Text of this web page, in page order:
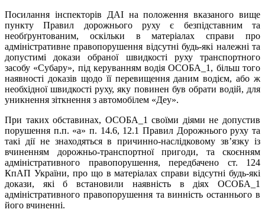
Посилання інспекторів ДАІ на положення вказаного вище
пункту Правил дорожнього руху є безпідставним та
необґрунтованим, оскільки в матеріалах справи про
адміністративне правопорушення відсутні будь-які належні та
допустимі докази обраної швидкості руху транспортного
засобу «Субару», під керуванням водія ОСОБА_1, більш того
наявності доказів щодо її перевищення даним водієм, або ж
необхідної швидкості руху, яку повинен був обрати водій, для
уникнення зіткнення з автомобілем «Деу».
При таких обставинах, ОСОБА_1 своїми діями не допустив
порушення п.п. «а» п. 14.6, 12.1 Правил Дорожнього руху та
такі дії не знаходяться в причинно-наслідковому зв’язку із
вчиненням дорожньо-транспортної пригоди, та скоєнням
адміністративного правопорушення, передбачено ст. 124
КпАП України, про що в матеріалах справи відсутні будь-які
докази, які б встановили наявність в діях ОСОБА_1
адміністративного правопорушення та винність останнього в
його вчиненні.